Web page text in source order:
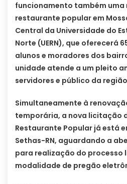
funcionamento também uma
restaurante popular em
Central da Universidade do
Norte (UERN), que oferecerá
alunos e moradores dos
unidade atende a um pleito
servidores e público da
Simultaneamente à
temporária, a nova licitação
Restaurante Popular já está
Sethas-RN, aguardando a
para realização do processo
modalidade de pregão